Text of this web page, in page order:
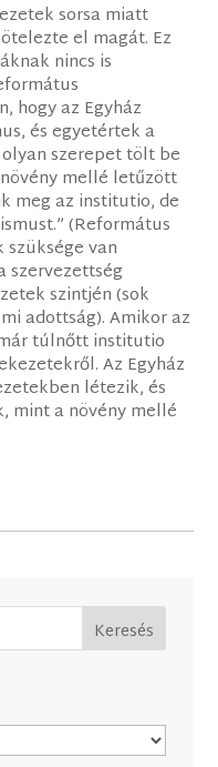
sorsa miatt
el magát. Ez
nincs is
hogy az Egyház
és egyetértek a
szerepet tölt be
mellé letűzött
meg az institutio, de
(Református
szüksége van
szervezettség
szintjén (sok
adottság). Amikor az
túlnőtt institutio
Az Egyház
létezik, és
mint a növény mellé